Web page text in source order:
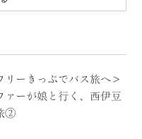
リーきっぷでバス旅へ＞
ァーが娘と行く、西伊豆
②